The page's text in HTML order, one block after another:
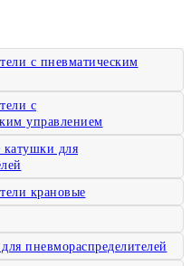
с пневматическим
с
управлением
катушки для
крановые
пневмораспределителей